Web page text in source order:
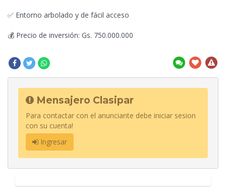
✅ Entorno arbolado y de fácil acceso
💰 Precio de inversión: Gs. 750.000.000
Mensajero Clasipar
Para contactar con el anunciante debe iniciar sesion
con su cuenta!
Ingresar